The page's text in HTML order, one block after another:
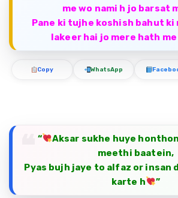
me wo nami h jo barsat
Pane ki tujhe koshish bahut ki
lakeer hai jo mere hath
Copy WhatsApp
“
Aksar sukhe huye
meethi baatein,
Pyas bujh jaye to alfaz or insan
karte h
”